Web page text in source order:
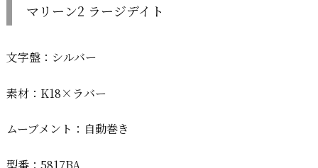
マリーン2 ラージデイト
文字盤：シルバー
素材：K18×ラバー
ムーブメント：自動巻き